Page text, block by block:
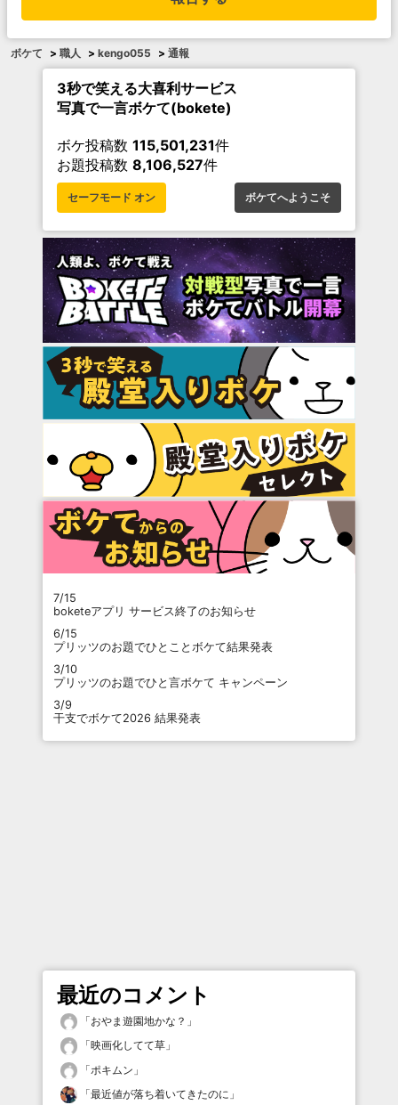
ボケて > 職人 > kengo055 > 通報
3秒で笑える大喜利サービス
写真で一言ボケて(bokete)
ボケ投稿数 115,501,231件
お題投稿数 8,106,527件
セーフモード オン ボケてへようこそ
7/15
boketeアプリ サービス終了のお知らせ
6/15
プリッツのお題でひとことボケて結果発表
3/10
プリッツのお題でひと言ボケて キャンペーン
3/9
干支でボケて2026 結果発表
最近のコメント
「おやま遊園地かな？ 」
「映画化してて草 」
「ポキムン 」
「最近値が落ち着いてきたのに 」